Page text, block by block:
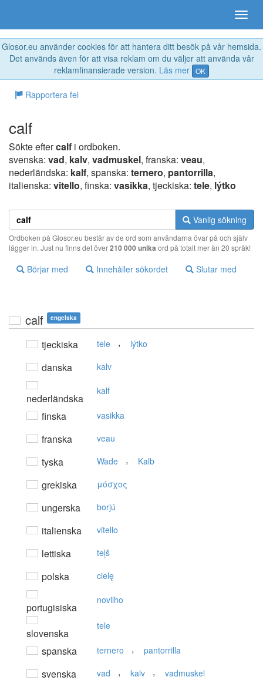
Glosor.eu använder cookies för att hantera ditt besök på vår hemsida.
Det används även för att visa reklam om du väljer att använda vår
reklamfinansierade version. Läs mer OK
Rapportera fel
calf
Sökte eftercalf i ordboken.
svenska: vad, kalv, vadmuskel, franska: veau,
nederländska: kalf, spanska: ternero, pantorrilla,
italienska: vitello, finska: vasikka, tjeckiska: tele, lýtko
Vanlig sökning
Ordboken på Glosor.eu består av de ord som användarna övar på och själv
lägger in. Just nu finns det över210 000 unika ord på totalt mer än 20 språk!
Börjar med Innehåller sökordet Slutar med
calf engelska
tjeckiska tele , lýtko
danska kalv
nederländska
kalf
finska vasikka
franska veau
tyska Wade , Kalb
grekiska μόσχoς
ungerska borjú
italienska vitello
lettiska teļš
polska cielę
portugisiska
novilho
slovenska
tele
spanska ternero , pantorrilla
svenska vad , kalv , vadmuskel